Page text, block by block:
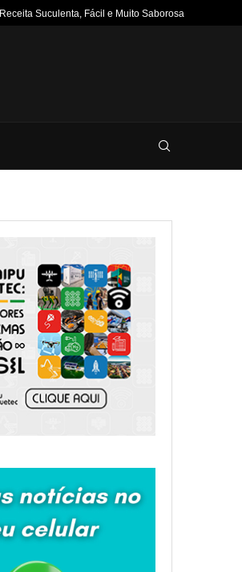
Receita Suculenta, Fácil e Muito Saborosa